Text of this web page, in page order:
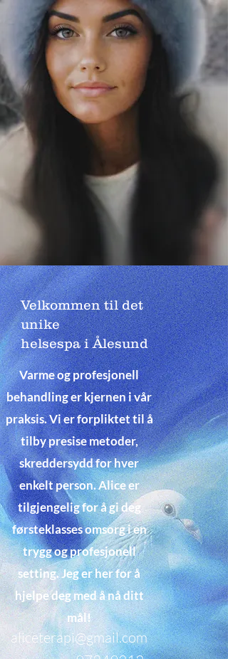
Velkommen til det
unike
helsespa i Ålesund
Varme og profesjonell
behandling er kjernen i vår
praksis. Vi er forpliktet til å
tilby presise metoder,
skreddersydd for hver
enkelt person. Alice er
tilgjengelig for å gi deg
førsteklasses omsorg i en
trygg og profesjonell
setting. Jeg er her for å
hjelpe deg med å nå ditt
mål!
aliceterapi@gmail.com